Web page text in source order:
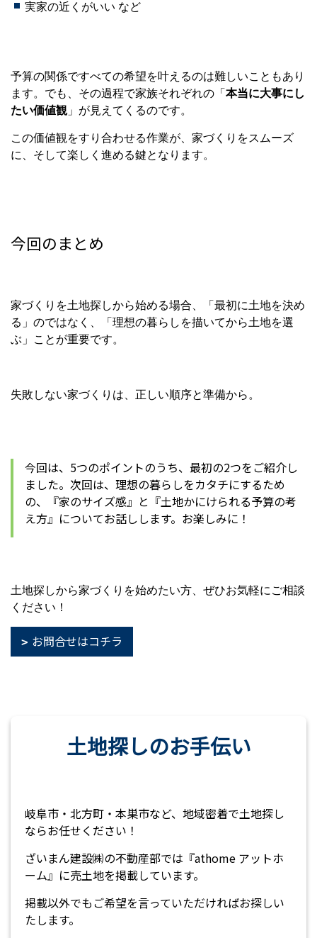
実家の近くがいい など
予算の関係ですべての希望を叶えるのは難しいこともあり
ます。でも、その過程で家族それぞれの「 本当に大事にし
たい価値観」が見えてくるのです。
この価値観をすり合わせる作業が、家づくりをスムーズ
に、そして楽しく進める鍵となります。
今回のまとめ
家づくりを土地探しから始める場合、「最初に土地を決め
る」のではなく、「理想の暮らしを描いてから土地を選
ぶ」ことが重要です。
失敗しない家づくりは、正しい順序と準備から。
今回は、5つのポイントのうち、最初の2つをご紹介し
ました。次回は、理想の暮らしをカタチにするため
の、『家のサイズ感』と『土地かにけられる予算の考
え方』についてお話しします。お楽しみに！
土地探しから家づくりを始めたい方、ぜひお気軽にご相談
ください！
お問合せはコチラ
土地探しのお手伝い
岐阜市・北方町・本巣市など、地域密着で土地探し
ならお任せください！
ざいまん建設㈱の不動産部では『athome アットホ
ーム』に売土地を掲載しています。
掲載以外でもご希望を言っていただければお探しい
たします。